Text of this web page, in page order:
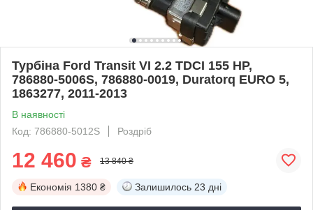
Турбіна Ford Transit VI 2.2 TDCI 155 HP,
786880-5006S, 786880-0019, Duratorq EURO 5,
1863277, 2011-2013
В наявності
Код: 786880-5012S
Роздріб
12 460 ₴ 13 840 ₴
Економія 1380 ₴ Залишилось 23 дні